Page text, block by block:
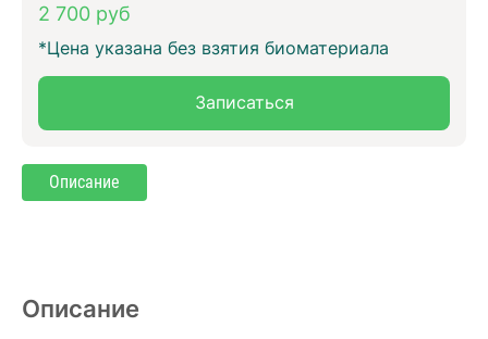
2 700 руб
*Цена указана без взятия биоматериала
Записаться
Описание
Описание